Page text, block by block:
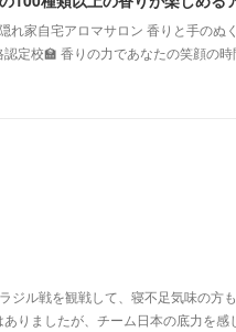
れ家自宅アロマサロン 香りと手の
定校🏫 香りの力であなたの笑顔の
ル戦を観戦して、寝不足気味の方
りましたが、チーム日本の底力を感